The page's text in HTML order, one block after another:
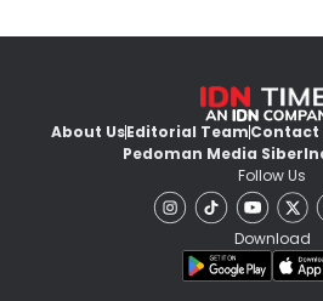
About UsEditorial TeamContact
Pedoman Media Siber
Follow Us
Download